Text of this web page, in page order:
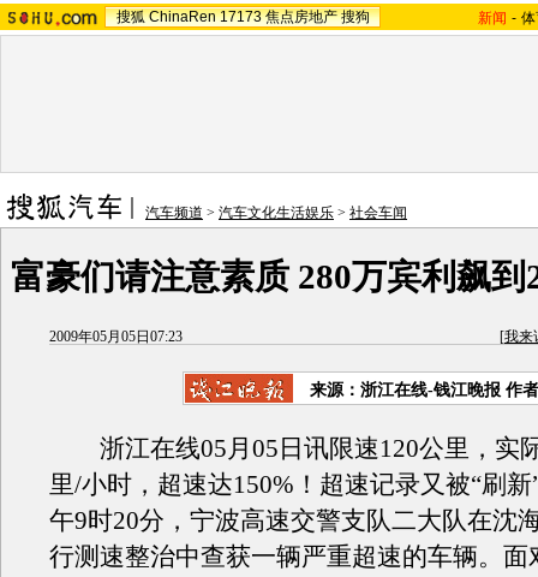
搜狐 ChinaRen 17173 焦点房地产 搜狗 新闻 -
汽车频道 > 汽车文化生活娱乐 > 社会车闻
富豪们请注意素质 280万宾利飙到
2009年05月05日07:23 [我来
来源： 浙江在线-钱江晚报 作
浙江在线05月05日讯限速120公里，实
里/小时，超速达150%！超速记录又被“刷
午9时20分，宁波高速交警支队二大队在沈
行测速整治中查获一辆严重超速的车辆。面